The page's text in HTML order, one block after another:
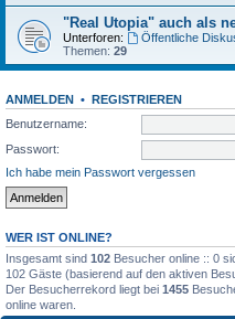
"Real Utopia" auch als
Unterforen: Öffentliche
Themen: 29
ANMELDEN • REGISTRIEREN
Benutzername:
Passwort:
Ich habe mein Passwort vergessen
WER IST ONLINE?
Insgesamt sind 102 Besucher online :: 0
102 Gäste (basierend auf den aktiven
Der Besucherrekord liegt bei 1455
online waren.